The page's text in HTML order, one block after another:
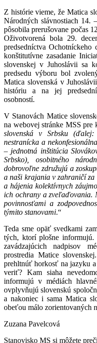
Z histórie vieme, že Matica
Národných slávnostiach 14.
pôsobila prerušovane počas
Oživotvorená bola 29.
predsedníctva
konštitutívne zasadanie
slovenskej v Juhoslávii sa
predsedu výboru bol
Matica slovenská v
históriu a na jej
osobností.
V Stanovách Matice
na webovej stránke MSS pre
slovenská v Srbsku (ďalej:
nestranícka a
– jednotná inštitúcia
Srbsko), osobitného
dobrovoľne združujú a
a naši krajania v zahraničí
a hájenia kolektívnych
ich ochrany a zveľaďovania.
povinnosťami a
týmito stanovami.“
Teda sme opäť svedkami
tých, ktorí plošne
zavádzajúcich nadpisov
prostredia Matice
prehltnúť horkosť na jazyku a
veriť? Kam siaha
informujú v médiách
ovplyvňujú slovenskú
a nakoniec i sama Matica
obeťou málo zorientovaných
Zuzana Pavelcová
Stanovisko MS si môžete